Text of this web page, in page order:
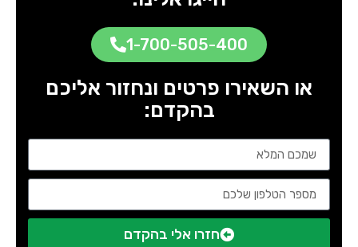
1-700-505-400
או השאירו פרטים ונחזור אליכם
בהקדם:
חזרו אלי בהקדם